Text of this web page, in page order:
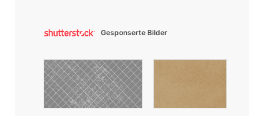
Gesponserte Bilder